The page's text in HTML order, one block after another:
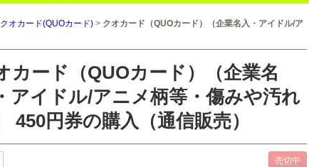
クオカード(QUOカード) > クオカード（QUOカード）（企業名入・アイドル/ア
カード（QUOカード）（企業名
アイドル/アニメ柄等・傷みや汚れ
450円券の購入（通信販売）